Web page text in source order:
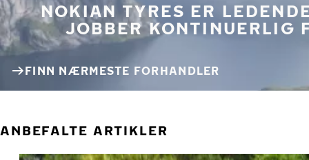
NOKIAN TYRES ER
JOBBER KONTINUERLIG
FINN NÆRMESTE FORHANDLER
ANBEFALTE ARTIKLER